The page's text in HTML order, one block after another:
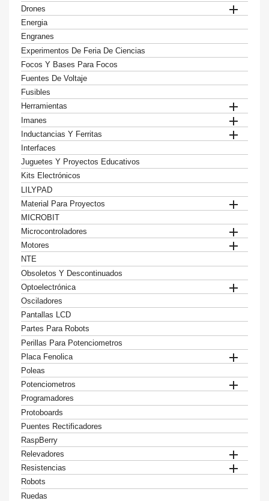
Drones

Energia
Engranes
Experimentos De Feria De Ciencias
Focos Y Bases Para Focos
Fuentes De Voltaje
Fusibles
Herramientas

Imanes 
Inductancias Y Ferritas 
Interfaces
Juguetes Y Proyectos Educativos
Kits Electrónicos
LILYPAD
Material Para Proyectos

MICROBIT
Microcontroladores

Motores 
NTE
Obsoletos Y Descontinuados
Optoelectrónica

Osciladores
Pantallas LCD
Partes Para Robots
Perillas Para Potenciometros
Placa Fenolica

Poleas
Potenciometros

Programadores
Protoboards
Puentes Rectificadores
RaspBerry
Relevadores

Resistencias 
Robots
Ruedas